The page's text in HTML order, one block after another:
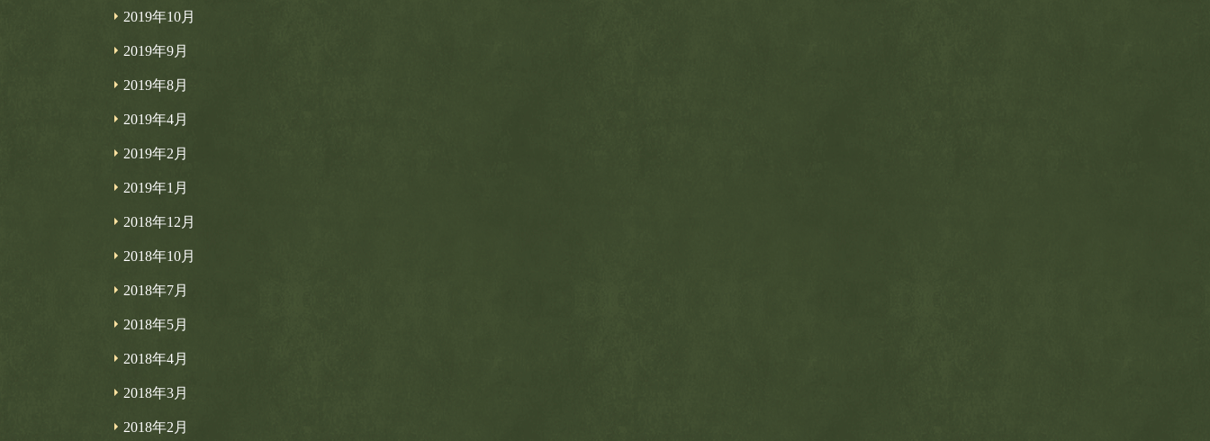
2019年10月
2019年9月
2019年8月
2019年4月
2019年2月
2019年1月
2018年12月
2018年10月
2018年7月
2018年5月
2018年4月
2018年3月
2018年2月